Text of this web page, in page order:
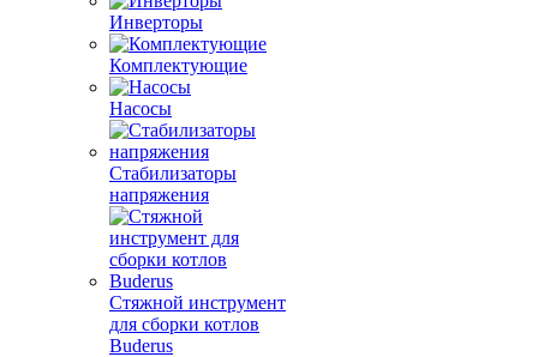
Инверторы
Комплектующие
Насосы
Стабилизаторы
напряжения
Стяжной инструмент
для сборки котлов
Buderus